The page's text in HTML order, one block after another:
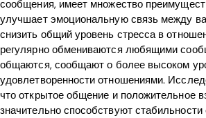
сообщения, имеет множество
улучшает эмоциональную связь между
снизить общий уровень стресса в
регулярно обмениваются любящими
общаются, сообщают о более высоком
удовлетворенности отношениями.
что открытое общение и положительное
значительно способствуют